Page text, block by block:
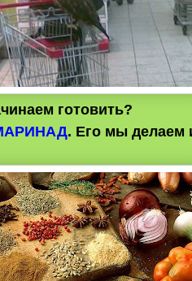
готовить?
. Его мы делаем